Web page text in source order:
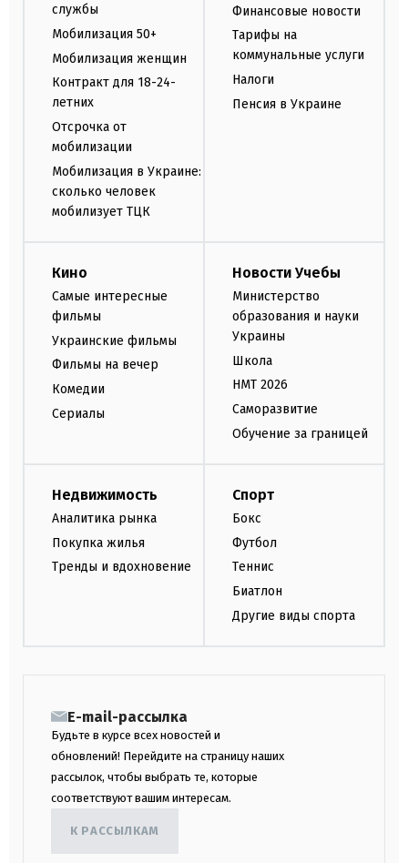
службы
Мобилизация 50+
Мобилизация женщин
Контракт для 18-24-
летних
Отсрочка от
мобилизации
Мобилизация в Украине:
сколько человек
мобилизует ТЦК
Финансовые новости
Тарифы на
коммунальные услуги
Налоги
Пенсия в Украине
Кино
Самые интересные
фильмы
Украинские фильмы
Фильмы на вечер
Комедии
Сериалы
Новости Учебы
Министерство
образования и науки
Украины
Школа
НМТ 2026
Саморазвитие
Обучение за границей
Недвижимость
Аналитика рынка
Покупка жилья
Тренды и вдохновение
Спорт
Бокс
Футбол
Теннис
Биатлон
Другие виды спорта
E-mail-рассылка
Будьте в курсе всех новостей и
обновлений! Перейдите на страницу наших
рассылок, чтобы выбрать те, которые
соответствуют вашим интересам.
К РАССЫЛКАМ